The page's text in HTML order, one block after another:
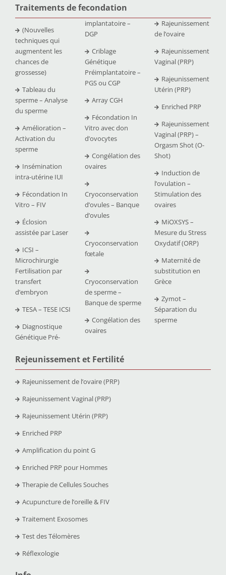
Traitements de fecondation
(Nouvelles
techniques qui
augmentent les
chances de
grossesse)
Tableau du
sperme – Analyse
du sperme
Amélioration –
Activation du
sperme
Insémination
intra-utérine IUI
Fécondation In
Vitro – FIV
Éclosion
assistée par Laser
ICSI –
Microchirurgie
Fertilisation par
transfert
d’embryon
TESA – TESE ICSI
Diagnostique
Génétique Pré-
implantatoire –
DGP
Criblage
Génétique
Préimplantatoire –
PGS ou CGP
Array CGH
Fécondation In
Vitro avec don
d’ovocytes
Congélation des
ovaires
Cryoconservation
d’ovules – Banque
d’ovules
Cryoconservation
fœtale
Cryoconservation
de sperme –
Banque de sperme
Congélation des
ovaires
Rajeunissement
de l’ovaire
Rajeunissement
Vaginal (PRP)
Rajeunissement
Utérin (PRP)
Enriched PRP
Rajeunissement
Vaginal (PRP) –
Orgasm Shot (O-
Shot)
Induction de
l’ovulation –
Stimulation des
ovaires
MiOXSYS –
Mesure du Stress
Oxydatif (ORP)
Maternité de
substitution en
Grèce
Zymot –
Séparation du
sperme
Rejeunissement et Fertilité
Rajeunissement de l’ovaire (PRP)
Rajeunissement Vaginal (PRP)
Rajeunissement Utérin (PRP)
Enriched PRP
Amplification du point G
Enriched PRP pour Hommes
Therapie de Cellules Souches
Acupuncture de l’oreille & FIV
Traitement Exosomes
Test des Télomères
Réflexologie